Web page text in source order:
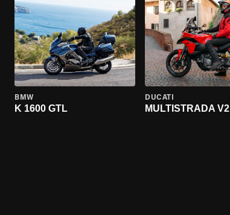
BMW
K 1600 GTL
DUCATI
MULTISTRADA V2